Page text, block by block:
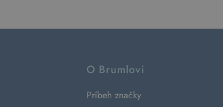
O Brumlovi
Príbeh značky